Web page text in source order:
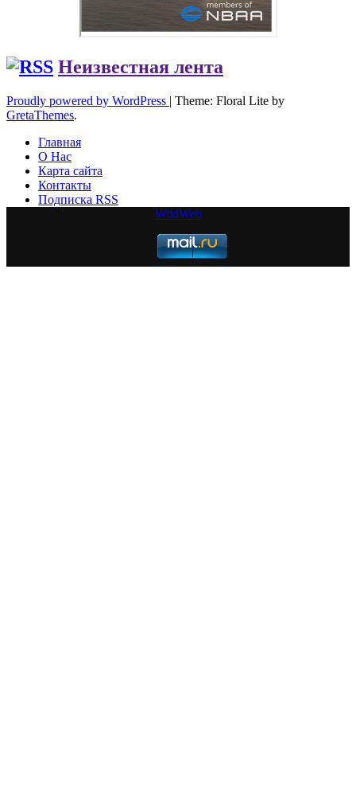
Неизвестная лента
Proudly powered by WordPress | Theme: Floral Lite by
GretaThemes.
Главная
О Нас
Карта сайта
Контакты
Подписка RSS
WildWeb